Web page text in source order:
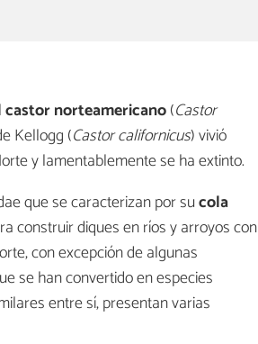
castor norteamericano(Castor
Kellogg (Castor californicus) vivió
y lamentablemente se ha extinto.
que se caracterizan por sucola
construir diques en ríos y arroyos con
con excepción de algunas
se han convertido en especies
entre sí, presentan varias